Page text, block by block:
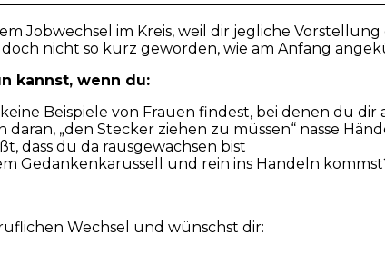
Jobwechsel im Kreis, weil dir jegliche
nicht so kurz geworden, wie am Anfang
kannst, wenn du:
Beispiele von Frauen findest, bei denen du
daran, „den Stecker ziehen zu müssen“ nasse
dass du da rausgewachsen bist
Gedankenkarussell und rein ins Handeln
Wechsel und wünschst dir: